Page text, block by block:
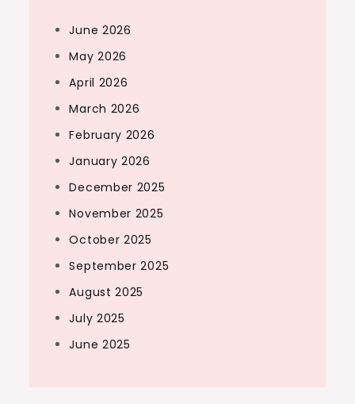
June 2026
May 2026
April 2026
March 2026
February 2026
January 2026
December 2025
November 2025
October 2025
September 2025
August 2025
July 2025
June 2025